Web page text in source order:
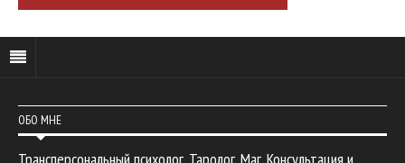
ОБО МНЕ
Трансперсональный психолог. Таролог. Маг. Консультация и